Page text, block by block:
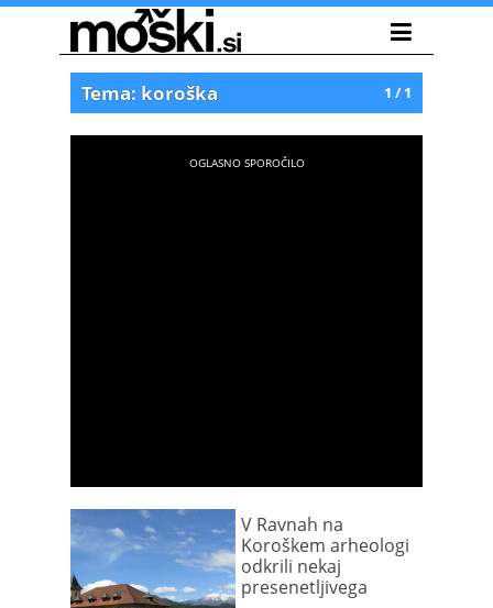
1 / 1
Tema: koroška
V Ravnah na
Koroškem arheologi
odkrili nekaj
presenetljivega